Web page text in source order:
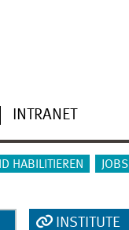
INTRANET
HABILITIEREN JOBS
INSTITUTE